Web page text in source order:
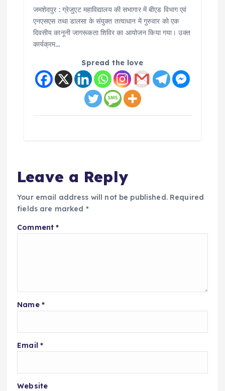
जमशेदपुर : ग्रेजुएट महाविद्यालय की सभागार में बीएड विभाग एवं
एनएसएस तथा डालसा के संयुक्त तत्वाधान में गुरुवार को एक
दिवसीय कानूनी जागरूकता शिविर का आयोजन किया गया। उक्त
कार्यक्रम…
Spread the love
Leave a Reply
Your email address will not be published. Required
fields are marked *
Comment*
Name *
Email *
Website